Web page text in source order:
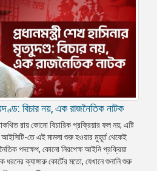
বিচার নয়, এক রাজনৈতিক নাটক
রায় কোনো বিচারিক প্রক্রিয়ার ফল নয়; এটি
তে এই মামলা শুরু হওয়ার মুহূর্ত থেকেই
পদক্ষেপ, কোনো নিরপেক্ষ আইনি প্রক্রিয়া
ধরনের ক্যাঙ্গারু কোর্টের মতো, যেখানে শুনানি শুরু